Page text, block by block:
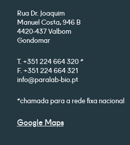
Rua Dr. Joaquim
Manuel Costa, 946 B
4420-437 Valbom
Gondomar
T. +351 224 664 320 *
F. +351 224 664 321
info@paralab-bio.pt
*chamada para a rede fixa nacional
Google Maps